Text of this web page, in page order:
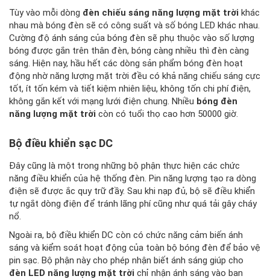
Tùy vào mỗi dòng đèn chiếu sáng năng lượng mặt trời khác
nhau mà bóng đèn sẽ có công suất và số bóng LED khác nhau.
Cường độ ánh sáng của bóng đèn sẽ phụ thuộc vào số lượng
bóng được gắn trên thân đèn, bóng càng nhiều thì đèn càng
sáng. Hiện nay, hầu hết các dòng sản phẩm bóng đèn hoạt
động nhờ năng lượng mặt trời đều có khả năng chiếu sáng cực
tốt, ít tốn kém và tiết kiệm nhiên liệu, không tốn chi phí điện,
không gắn kết với mạng lưới điện chung. Nhiều bóng đèn
năng lượng mặt trời còn có tuổi thọ cao hơn 50000 giờ.
Bộ điều khiển sạc DC
Đây cũng là một trong những bộ phận thực hiện các chức
năng điều khiển của hệ thống đèn. Pin năng lượng tạo ra dòng
điện sẽ được ắc quy trữ đầy. Sau khi nạp đủ, bộ sẽ điều khiển
tự ngắt dòng điện để tránh lãng phí cũng như quá tải gây cháy
nổ.
Ngoài ra, bộ điều khiển DC còn có chức năng cảm biến ánh
sáng và kiểm soát hoạt động của toàn bộ bóng đèn để bảo vệ
pin sạc. Bộ phận này cho phép nhận biết ánh sáng giúp cho
đèn LED năng lượng mặt trời chỉ nhận ánh sáng vào ban